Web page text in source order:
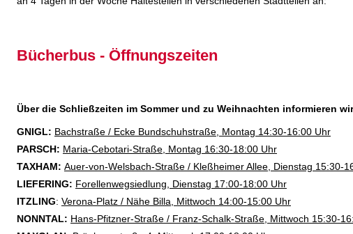
Bücherbus - Öffnungszeiten
Über die Schließzeiten im Sommer und zu Weihnachten informieren
GNIGL: Bachstraße / Ecke Bundschuhstraße, Montag 14:30-16:00 Uhr
PARSCH: Maria-Cebotari-Straße, Montag 16:30-18:00 Uhr
TAXHAM: Auer-von-Welsbach-Straße / Kleßheimer Allee, Dienstag 15:30-
LIEFERING: Forellenwegsiedlung, Dienstag 17:00-18:00 Uhr
ITZLING: Verona-Platz / Nähe Billa, Mittwoch 14:00-15:00 Uhr
NONNTAL: Hans-Pfitzner-Straße / Franz-Schalk-Straße, Mittwoch 15:30-